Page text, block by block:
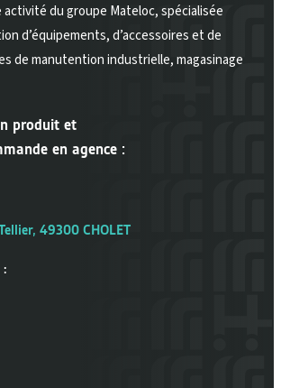
du groupe Mateloc, spécialisée
d’équipements, d’accessoires et de
de manutention industrielle, magasinage
produit et
en agence :
49300 CHOLET
: